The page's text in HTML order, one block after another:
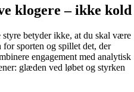
klogere – ikke kold
betyder ikke, at du skal være
sporten og spillet det, der
engagement med analytisk
glæden ved løbet og styrken